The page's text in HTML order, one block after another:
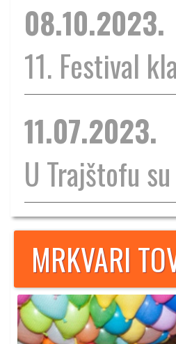
08.10.2023.
11. Festival
11.07.2023.
U Trajštofu
MRKVARI